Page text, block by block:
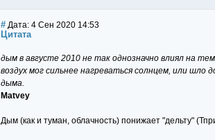
# Дата: 4 Сен 2020 14:53
Цитата
дым в августе 2010 не так однозначно влиял на
воздух мог сильнее нагреваться солнцем, или
дыма.
Matvey
Дым (как и туман, облачность) понижает "дельту"